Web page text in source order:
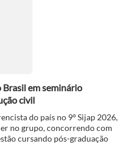
Brasil em seminário
civil
do país no 9º Sijap 2026,
no grupo, concorrendo com
cursando pós-graduação